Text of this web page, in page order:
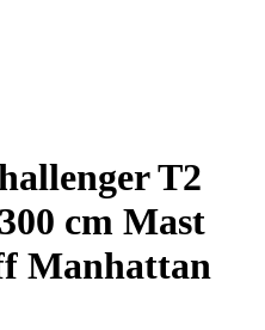
T2
cm Mast
Manhattan